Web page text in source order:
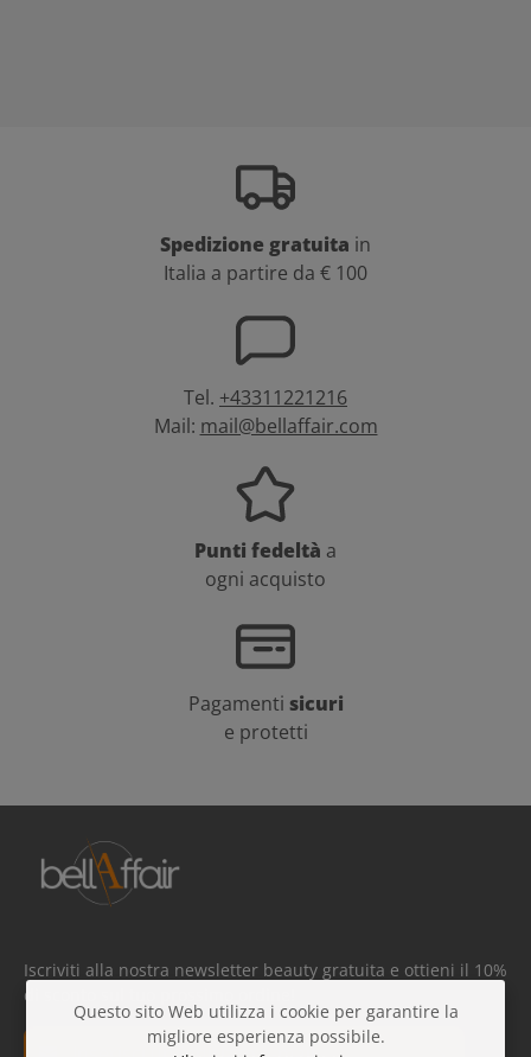
Spedizione gratuita in
Italia a partire da € 100
Tel. +43311221216
Mail: mail@bellaffair.com
Punti fedeltà a
ogni acquisto
Pagamenti sicuri
e protetti
Iscriviti alla nostra newsletter beauty gratuita e ottieni il 10%
di sconto sul tuo prossimo ordine!
Indirizzo e-mail*
Questo sito Web utilizza i cookie per garantire la
migliore esperienza possibile.